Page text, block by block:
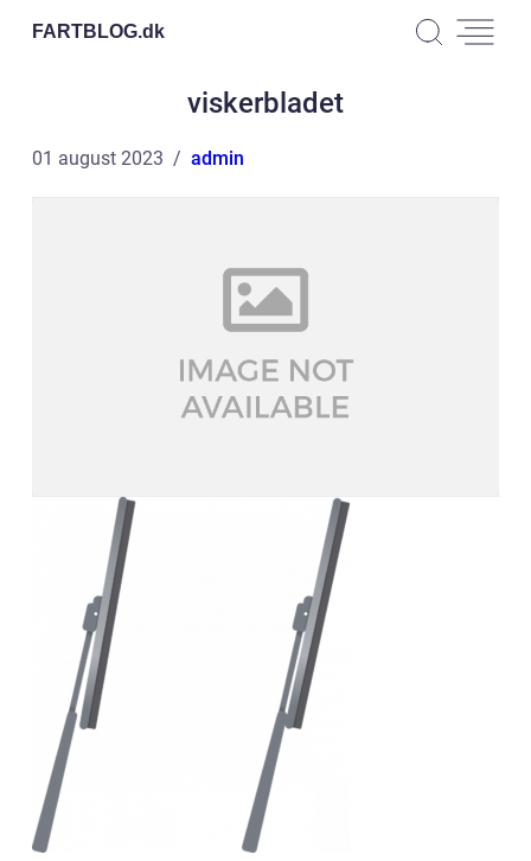
FARTBLOG.dk
viskerbladet
01 august 2023 admin